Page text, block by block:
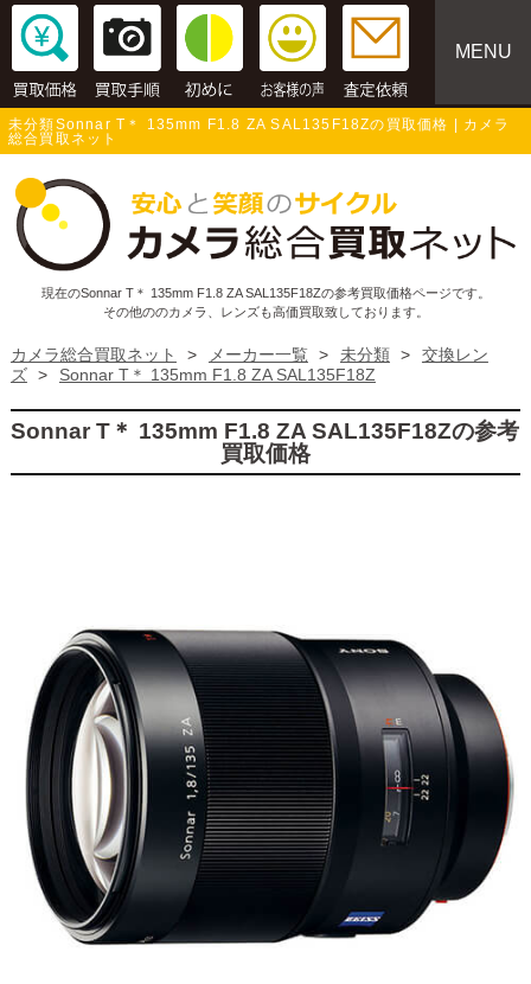
MENU
未分類Sonnar T＊ 135mm F1.8 ZA SAL135F18Zの買取価格 | カメラ
総合買取ネット
現在のSonnar T＊ 135mm F1.8 ZA SAL135F18Zの参考買取価格ページです。
その他ののカメラ、レンズも高価買取致しております。
カメラ総合買取ネット > メーカー一覧 > 未分類 >
交換レン
ズ > Sonnar T＊ 135mm F1.8 ZA SAL135F18Z
Sonnar T＊ 135mm F1.8 ZA SAL135F18Zの参考
買取価格